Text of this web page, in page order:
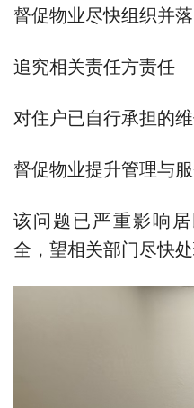
督促物业尽快组织并
追究相关责任方责任
对住户已自行承担的
督促物业提升管理与
该问题已严重影响
全，望相关部门尽快处